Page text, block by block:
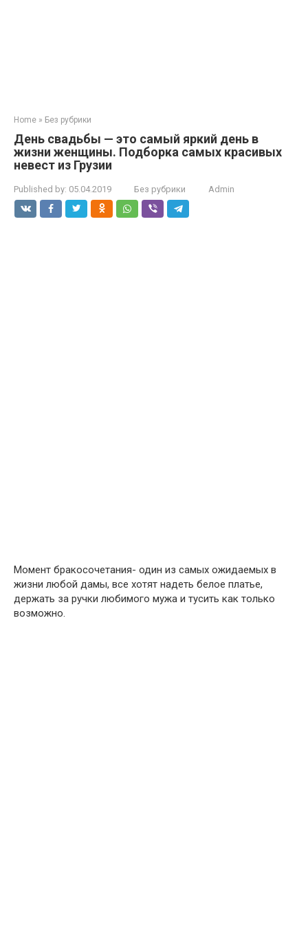
Home » Без рубрики
День свадьбы — это самый яркий день в
жизни женщины. Подборка самых красивых
невест из Грузии
Published by: 05.04.2019 Без рубрики Admin
Момент бракосочетания- один из самых ожидаемых в
жизни любой дамы, все хотят надеть белое платье,
держать за ручки любимого мужа и тусить как только
возможно.